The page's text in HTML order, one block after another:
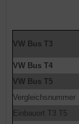
VW Bus T3
VW Bus T4
VW Bus T5
Vergleichsnummer
Einbauort T3 T5